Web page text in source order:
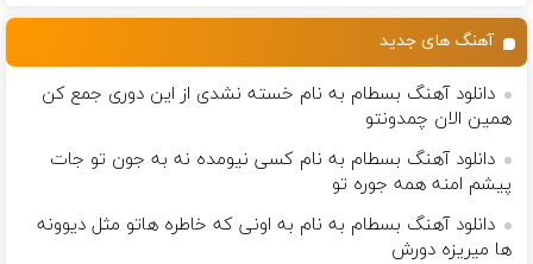
آهنگ های جدید
دانلود آهنگ بسطام به نام خسته نشدی از این دوری جمع کن
همین الان چمدونتو
دانلود آهنگ بسطام به نام کسی نیومده نه به جون تو جات
پیشم امنه همه جوره تو
دانلود آهنگ بسطام به نام به اونی که خاطره هاتو مثل دیوونه
ها میریزه دورش